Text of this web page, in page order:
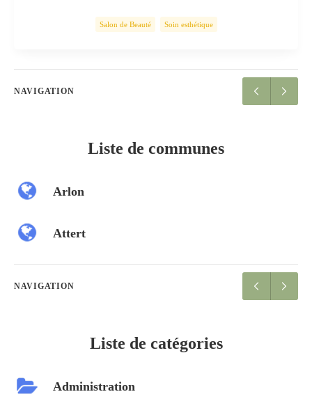
Salon de Beauté Soin esthétique
NAVIGATION
Liste de communes
Arlon
Attert
NAVIGATION
Liste de catégories
Administration